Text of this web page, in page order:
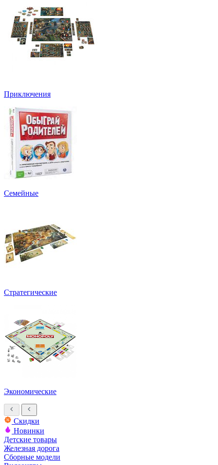
Приключения
Семейные
Стратегические
Экономические
Скидки
Новинки
Детские товары
Железная дорога
Сборные модели